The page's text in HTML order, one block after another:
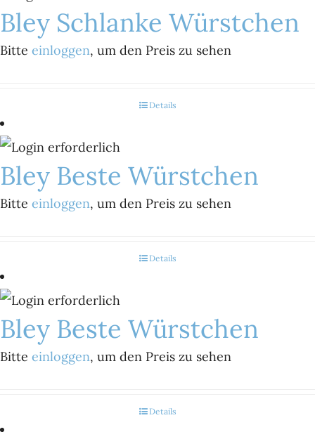
Bley Schlanke Würstchen
Bitte einloggen, um den Preis zu sehen
Details
Bley Beste Würstchen
Bitte einloggen, um den Preis zu sehen
Details
Bley Beste Würstchen
Bitte einloggen, um den Preis zu sehen
Details